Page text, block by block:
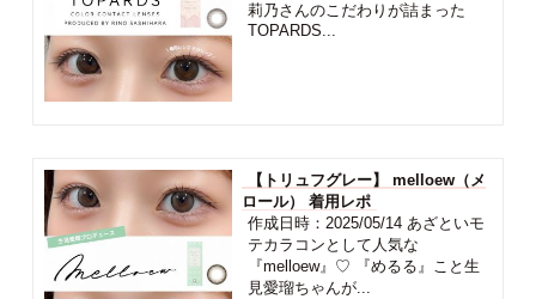
莉乃さんのこだわりが詰まった
TOPARDS...
【トリュフグレー】 melloew（メ
ロール） 着用レポ
作成日時：2025/05/14 あざといモ
テカラコンとして人気な
『melloew』♡ 『めるる』こと生
見愛瑠ちゃんが...